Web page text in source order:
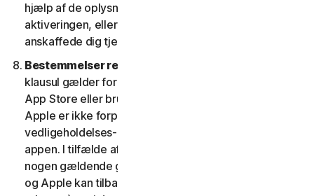
hjælp af de oplysninger, du modtog under
aktiveringen, eller som du fik af din udbyder, hvis du
anskaffede dig tjenesten fra denne.
Bestemmelser relateret til Apple App Store.
klausul gælder for enhver software, du får fra Apple
App Store eller bruger som en app på en iOS-enhed.
Apple er ikke forpligtet til at levere nogen
vedligeholdelses- og supporttjenester med hensyn til
appen. I tilfælde af, at softwaren ikke overholder
nogen gældende garanti, kan du give Apple besked,
og Apple kan tilbagebetale appkøbsprisen til dig (hvis